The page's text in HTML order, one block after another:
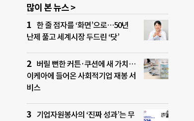
많이 본 뉴스 >
한 줄 점자를 ‘화면’으로…50년
난제 풀고 세계시장 두드린 ‘닷’
버릴 뻔한 커튼·쿠션에 새 가치…
이케아에 들어온 사회적기업 재봉 서
비스
기업자원봉사의 ‘진짜 성과’는 무